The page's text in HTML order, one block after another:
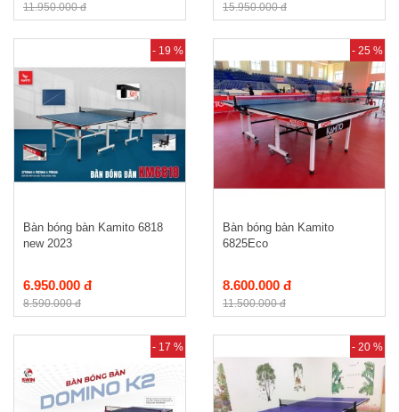
11.950.000 đ 15.950.000 đ
- 19 %
Bàn bóng bàn Kamito 6818
new 2023
6.950.000 đ
8.590.000 đ
- 25 %
Bàn bóng bàn Kamito
6825Eco
8.600.000 đ
11.500.000 đ
- 17 % - 20 %